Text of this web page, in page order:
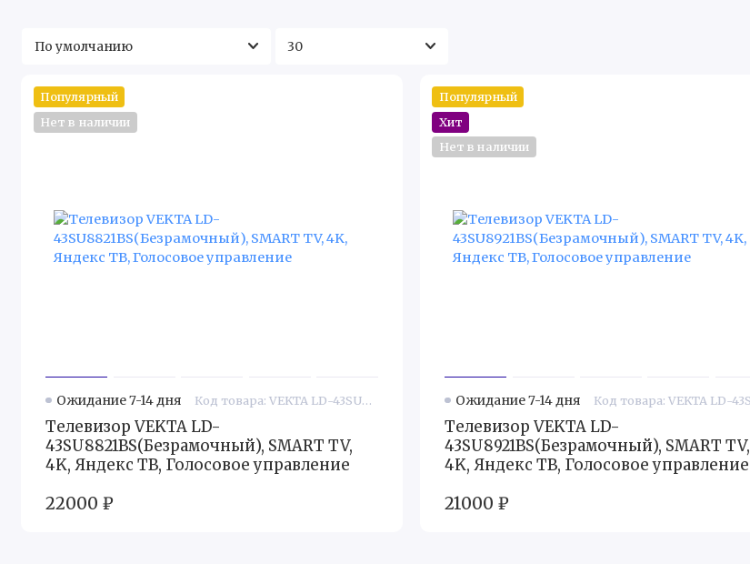
Популярный
Нет в наличии
Ожидание 7-14 дня Код товара: VEKTA LD-43SU8821BS
Телевизор VEKTA LD-
43SU8821BS(Безрамочный), SMART TV,
4K, Яндекс ТВ, Голосовое управление
22000 ₽
Популярный
Хит
Нет в наличии
Ожидание 7-14 дня
Телевизор VEKTA LD-
43SU8921BS(Безрамочный), SMART TV,
4K, Яндекс ТВ, Голосовое управление
21000 ₽